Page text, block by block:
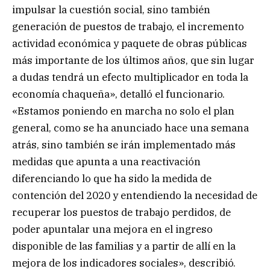
impulsar la cuestión social, sino también
generación de puestos de trabajo, el incremento
actividad económica y paquete de obras públicas
más importante de los últimos años, que sin lugar
a dudas tendrá un efecto multiplicador en toda la
economía chaqueña», detalló el funcionario.
«Estamos poniendo en marcha no solo el plan
general, como se ha anunciado hace una semana
atrás, sino también se irán implementado más
medidas que apunta a una reactivación
diferenciando lo que ha sido la medida de
contención del 2020 y entendiendo la necesidad de
recuperar los puestos de trabajo perdidos, de
poder apuntalar una mejora en el ingreso
disponible de las familias y a partir de allí en la
mejora de los indicadores sociales», describió.